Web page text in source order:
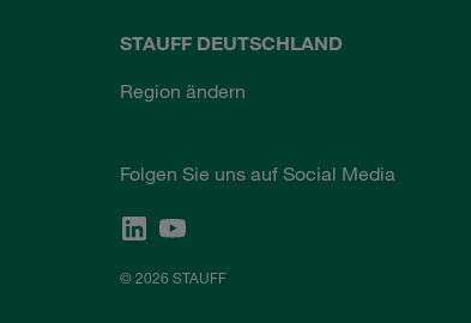
STAUFF DEUTSCHLAND
Region ändern
Folgen Sie uns auf Social Media
© 2026 STAUFF